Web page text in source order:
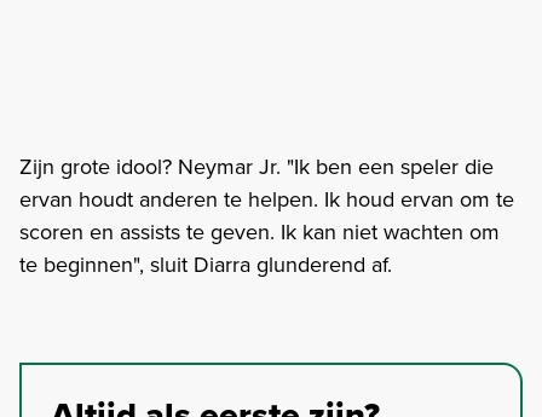
Zijn grote idool? Neymar Jr. "Ik ben een speler die
ervan houdt anderen te helpen. Ik houd ervan om te
scoren en assists te geven. Ik kan niet wachten om
te beginnen", sluit Diarra glunderend af.